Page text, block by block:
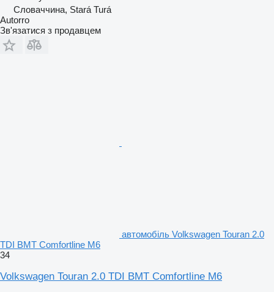
Словаччина, Stará Turá
Autorro
Зв'язатися з продавцем
автомобіль Volkswagen Touran 2.0
TDI BMT Comfortline M6
34
Volkswagen Touran 2.0 TDI BMT Comfortline M6